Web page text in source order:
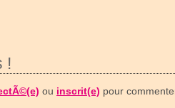
!
ou inscrit(e) pour